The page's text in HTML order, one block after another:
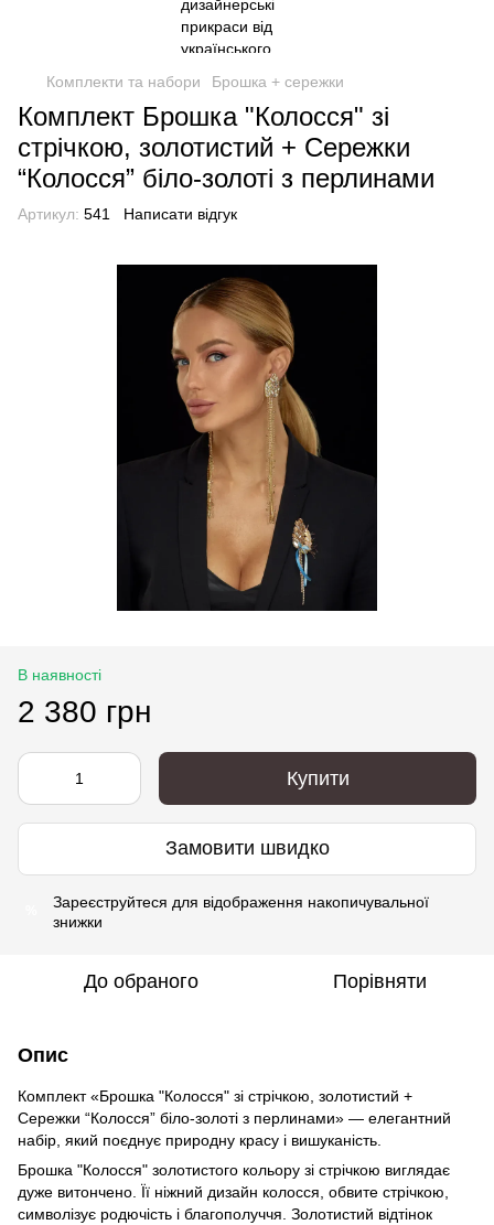
Комплекти та набори Брошка + сережки
Комплект Брошка "Колосся" зі
стрічкою, золотистий + Сережки
“Колосся” біло-золоті з перлинами
Артикул: 541 Написати відгук
В наявності
2 380 грн
Купити
Замовити швидко
Зареєструйтеся для відображення накопичувальної
знижки
До обраного Порівняти
Опис
Комплект «Брошка "Колосся" зі стрічкою, золотистий +
Сережки “Колосся” біло-золоті з перлинами» — елегантний
набір, який поєднує природну красу і вишуканість.
Брошка "Колосся" золотистого кольору зі стрічкою виглядає
дуже витончено. Її ніжний дизайн колосся, обвите стрічкою,
символізує родючість і благополуччя. Золотистий відтінок